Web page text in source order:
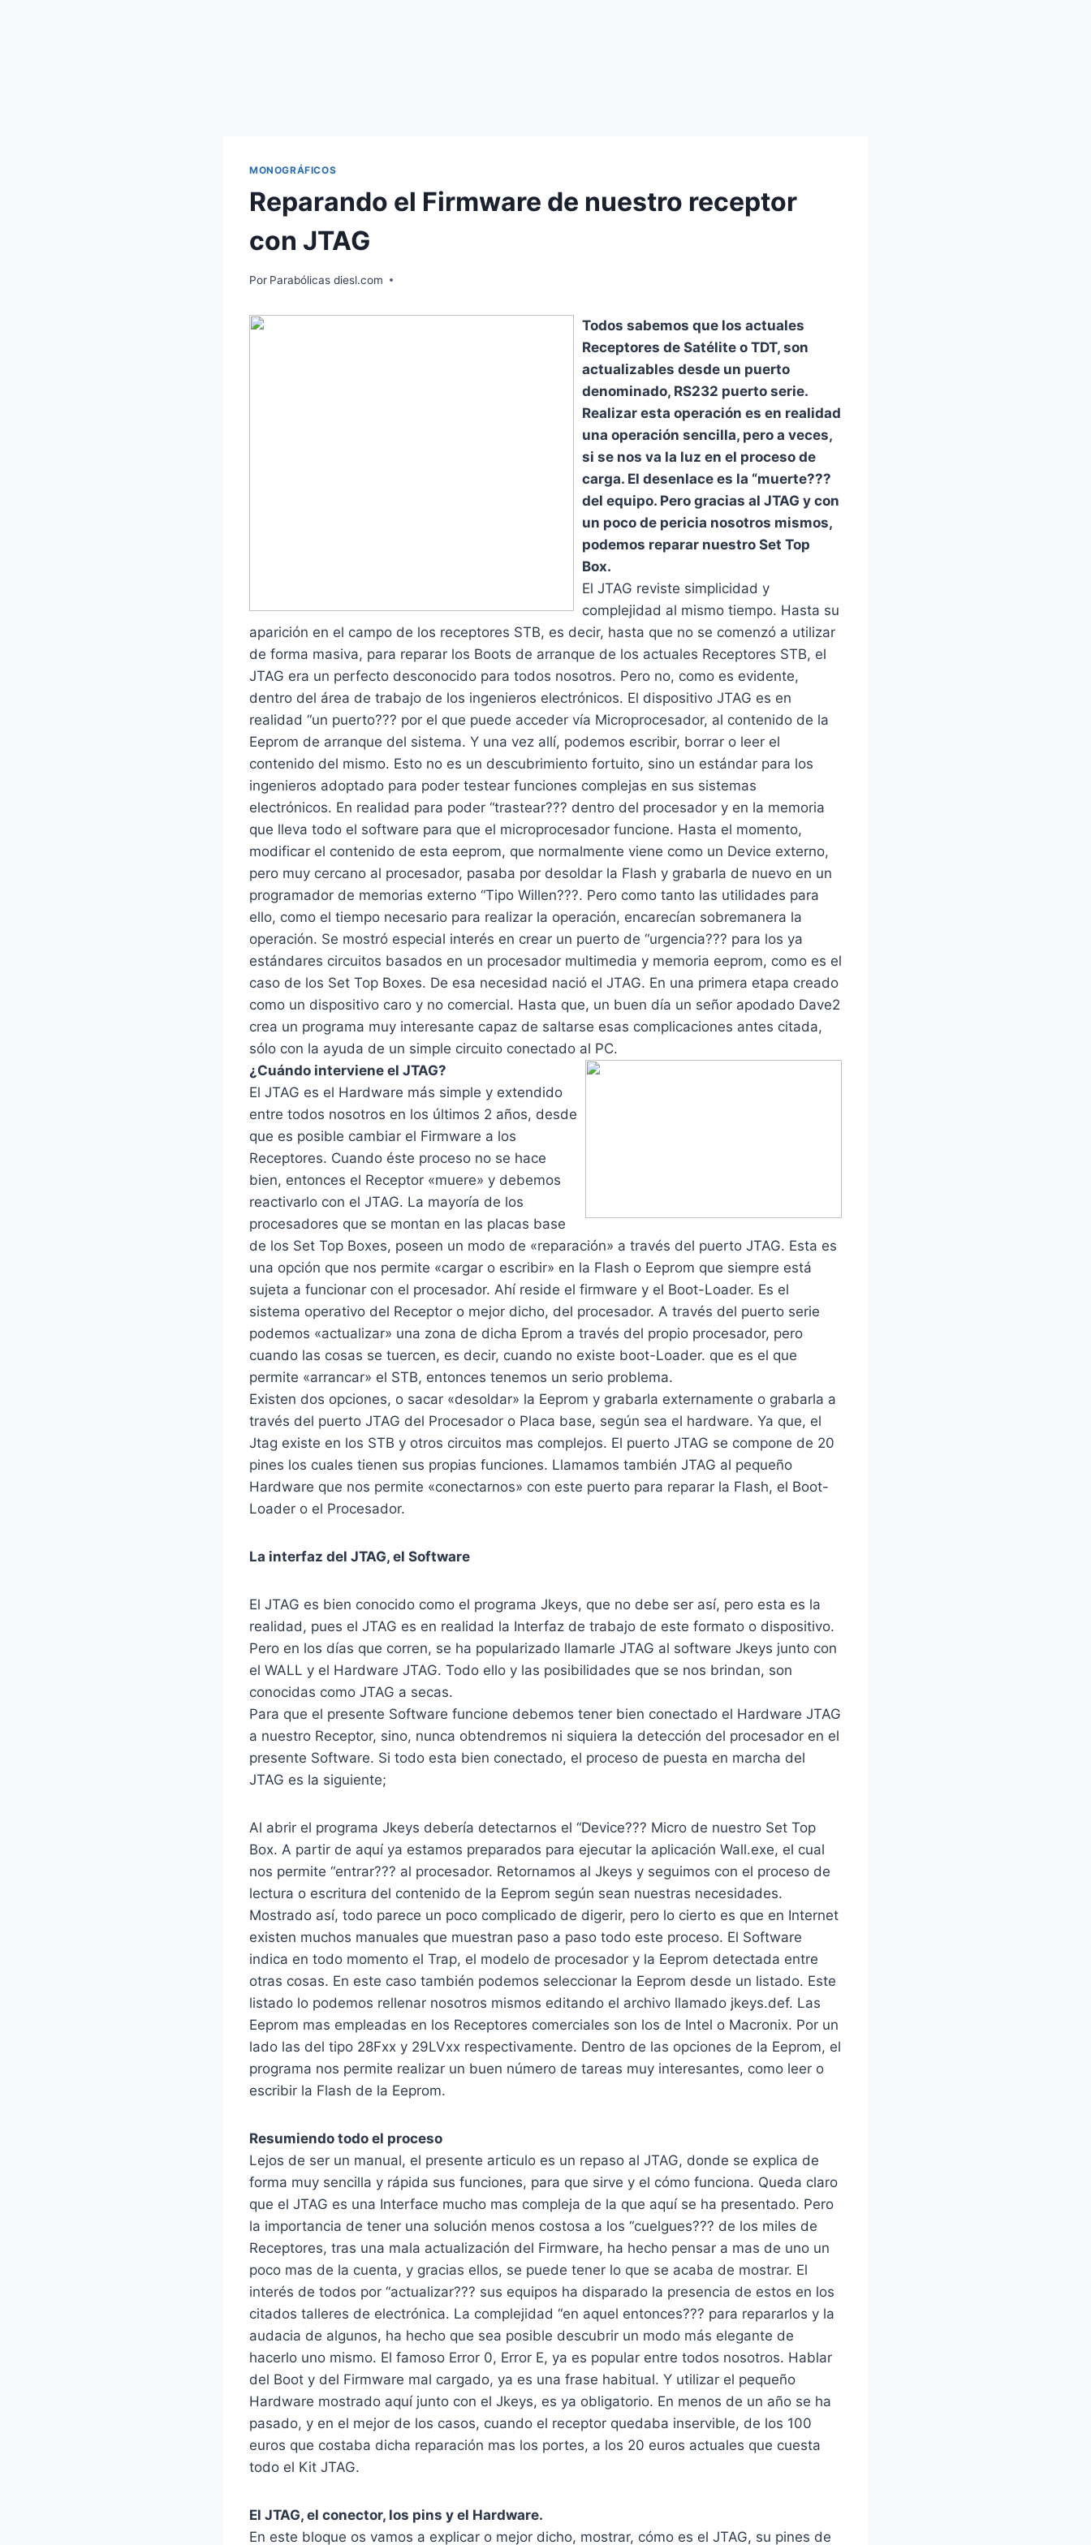
MONOGRÁFICOS
Reparando el Firmware de nuestro receptor
con JTAG
Por Parabólicas diesl.com
Todos sabemos que los actuales
Receptores de Satélite o TDT, son
actualizables desde un puerto
denominado, RS232 puerto serie.
Realizar esta operación es en realidad
una operación sencilla, pero a veces,
si se nos va la luz en el proceso de
carga. El desenlace es la “muerte???
del equipo. Pero gracias al JTAG y con
un poco de pericia nosotros mismos,
podemos reparar nuestro Set Top
Box.
El JTAG reviste simplicidad y
complejidad al mismo tiempo. Hasta su
aparición en el campo de los receptores STB, es decir, hasta que no se comenzó a utilizar
de forma masiva, para reparar los Boots de arranque de los actuales Receptores STB, el
JTAG era un perfecto desconocido para todos nosotros. Pero no, como es evidente,
dentro del área de trabajo de los ingenieros electrónicos. El dispositivo JTAG es en
realidad “un puerto??? por el que puede acceder vía Microprocesador, al contenido de la
Eeprom de arranque del sistema. Y una vez allí, podemos escribir, borrar o leer el
contenido del mismo. Esto no es un descubrimiento fortuito, sino un estándar para los
ingenieros adoptado para poder testear funciones complejas en sus sistemas
electrónicos. En realidad para poder “trastear??? dentro del procesador y en la memoria
que lleva todo el software para que el microprocesador funcione. Hasta el momento,
modificar el contenido de esta eeprom, que normalmente viene como un Device externo,
pero muy cercano al procesador, pasaba por desoldar la Flash y grabarla de nuevo en un
programador de memorias externo “Tipo Willen???. Pero como tanto las utilidades para
ello, como el tiempo necesario para realizar la operación, encarecían sobremanera la
operación. Se mostró especial interés en crear un puerto de “urgencia??? para los ya
estándares circuitos basados en un procesador multimedia y memoria eeprom, como es el
caso de los Set Top Boxes. De esa necesidad nació el JTAG. En una primera etapa creado
como un dispositivo caro y no comercial. Hasta que, un buen día un señor apodado Dave2
crea un programa muy interesante capaz de saltarse esas complicaciones antes citada,
sólo con la ayuda de un simple circuito conectado al PC.
¿Cuándo interviene el JTAG?
El JTAG es el Hardware más simple y extendido
entre todos nosotros en los últimos 2 años, desde
que es posible cambiar el Firmware a los
Receptores. Cuando éste proceso no se hace
bien, entonces el Receptor «muere» y debemos
reactivarlo con el JTAG. La mayoría de los
procesadores que se montan en las placas base
de los Set Top Boxes, poseen un modo de «reparación» a través del puerto JTAG. Esta es
una opción que nos permite «cargar o escribir» en la Flash o Eeprom que siempre está
sujeta a funcionar con el procesador. Ahí reside el firmware y el Boot-Loader. Es el
sistema operativo del Receptor o mejor dicho, del procesador. A través del puerto serie
podemos «actualizar» una zona de dicha Eprom a través del propio procesador, pero
cuando las cosas se tuercen, es decir, cuando no existe boot-Loader. que es el que
permite «arrancar» el STB, entonces tenemos un serio problema.
Existen dos opciones, o sacar «desoldar» la Eeprom y grabarla externamente o grabarla a
través del puerto JTAG del Procesador o Placa base, según sea el hardware. Ya que, el
Jtag existe en los STB y otros circuitos mas complejos. El puerto JTAG se compone de 20
pines los cuales tienen sus propias funciones. Llamamos también JTAG al pequeño
Hardware que nos permite «conectarnos» con este puerto para reparar la Flash, el Boot-
Loader o el Procesador.
La interfaz del JTAG, el Software
El JTAG es bien conocido como el programa Jkeys, que no debe ser así, pero esta es la
realidad, pues el JTAG es en realidad la Interfaz de trabajo de este formato o dispositivo.
Pero en los días que corren, se ha popularizado llamarle JTAG al software Jkeys junto con
el WALL y el Hardware JTAG. Todo ello y las posibilidades que se nos brindan, son
conocidas como JTAG a secas.
Para que el presente Software funcione debemos tener bien conectado el Hardware JTAG
a nuestro Receptor, sino, nunca obtendremos ni siquiera la detección del procesador en el
presente Software. Si todo esta bien conectado, el proceso de puesta en marcha del
JTAG es la siguiente;
Al abrir el programa Jkeys debería detectarnos el “Device??? Micro de nuestro Set Top
Box. A partir de aquí ya estamos preparados para ejecutar la aplicación Wall.exe, el cual
nos permite “entrar??? al procesador. Retornamos al Jkeys y seguimos con el proceso de
lectura o escritura del contenido de la Eeprom según sean nuestras necesidades.
Mostrado así, todo parece un poco complicado de digerir, pero lo cierto es que en Internet
existen muchos manuales que muestran paso a paso todo este proceso. El Software
indica en todo momento el Trap, el modelo de procesador y la Eeprom detectada entre
otras cosas. En este caso también podemos seleccionar la Eeprom desde un listado. Este
listado lo podemos rellenar nosotros mismos editando el archivo llamado jkeys.def. Las
Eeprom mas empleadas en los Receptores comerciales son los de Intel o Macronix. Por un
lado las del tipo 28Fxx y 29LVxx respectivamente. Dentro de las opciones de la Eeprom, el
programa nos permite realizar un buen número de tareas muy interesantes, como leer o
escribir la Flash de la Eeprom.
Resumiendo todo el proceso
Lejos de ser un manual, el presente articulo es un repaso al JTAG, donde se explica de
forma muy sencilla y rápida sus funciones, para que sirve y el cómo funciona. Queda claro
que el JTAG es una Interface mucho mas compleja de la que aquí se ha presentado. Pero
la importancia de tener una solución menos costosa a los “cuelgues??? de los miles de
Receptores, tras una mala actualización del Firmware, ha hecho pensar a mas de uno un
poco mas de la cuenta, y gracias ellos, se puede tener lo que se acaba de mostrar. El
interés de todos por “actualizar??? sus equipos ha disparado la presencia de estos en los
citados talleres de electrónica. La complejidad “en aquel entonces??? para repararlos y la
audacia de algunos, ha hecho que sea posible descubrir un modo más elegante de
hacerlo uno mismo. El famoso Error 0, Error E, ya es popular entre todos nosotros. Hablar
del Boot y del Firmware mal cargado, ya es una frase habitual. Y utilizar el pequeño
Hardware mostrado aquí junto con el Jkeys, es ya obligatorio. En menos de un año se ha
pasado, y en el mejor de los casos, cuando el receptor quedaba inservible, de los 100
euros que costaba dicha reparación mas los portes, a los 20 euros actuales que cuesta
todo el Kit JTAG.
El JTAG, el conector, los pins y el Hardware.
En este bloque os vamos a explicar o mejor dicho, mostrar, cómo es el JTAG, su pines de